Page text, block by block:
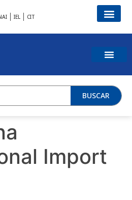
IEL CIT
BUSCAR
Import